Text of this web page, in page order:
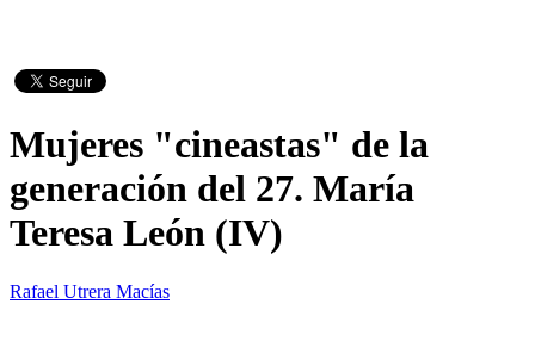
Mujeres "cineastas" de la
generación del 27. María
Teresa León (IV)
Rafael Utrera Macías